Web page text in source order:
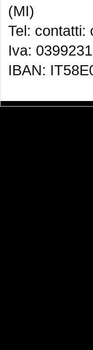
(MI)
Tel: contatti:
Iva:
IBAN: